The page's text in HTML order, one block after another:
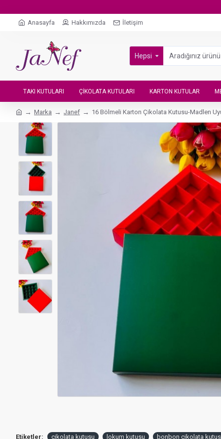
Anasayfa Hakkımızda İletişim
Hepsi
TAKI KUTULARI ÇIKOLATA KUTULARI KARTON KUTULAR
Marka Janef 16 Bölmeli Karton Çikolata Kutusu-Madlen
Etiketler: çikolata kutusu lokum kutusu bonbon çikolata